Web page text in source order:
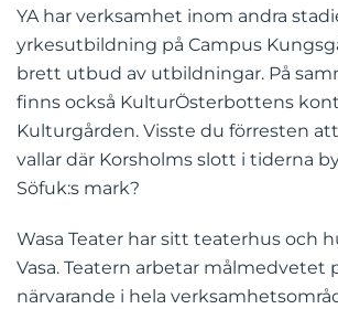
YA har verksamhet inom andra
yrkesutbildning på Campus
brett utbud av utbildningar. På
finns också KulturÖsterbottens
Kulturgården. Visste du förresten
vallar där Korsholms slott i tiderna
Söfuk:s mark?
Wasa Teater har sitt teaterhus och
Vasa. Teatern arbetar målmedvetet
närvarande i hela